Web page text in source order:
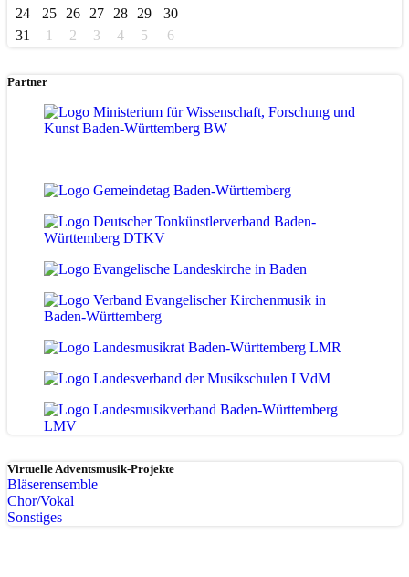
24
25 26 27 28 29
30
31
1 2 3 4 5 6
Partner
Virtuelle Adventsmusik-Projekte
Bläserensemble
Chor/Vokal
Sonstiges